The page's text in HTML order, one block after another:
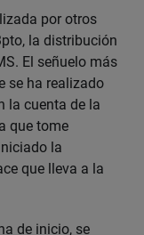
por otros
la distribución
El señuelo más
se ha realizado
la cuenta de la
que tome
la
que lleva a la
de inicio, se